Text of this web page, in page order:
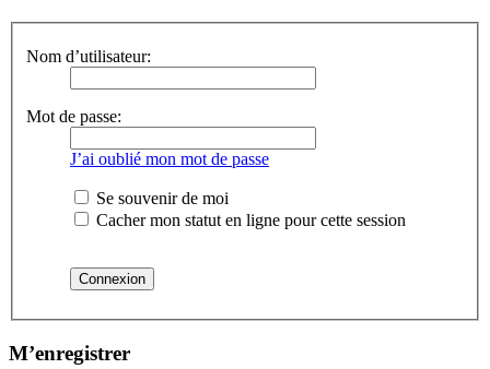
Nom d’utilisateur:
Mot de passe:
J’ai oublié mon mot de passe
Se souvenir de moi
Cacher mon statut en ligne pour cette session
M’enregistrer